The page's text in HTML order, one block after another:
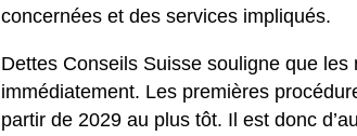
concernées et des services impliqués.
Dettes Conseils Suisse souligne que
immédiatement. Les premières
partir de 2029 au plus tôt. Il est donc